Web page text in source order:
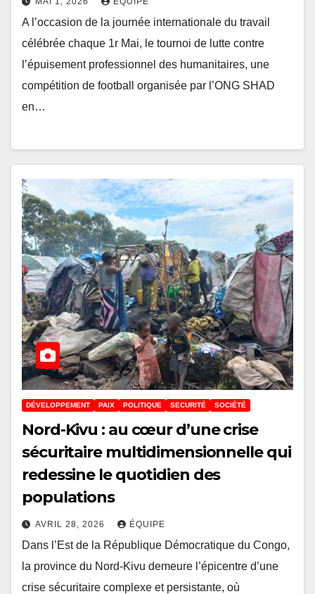
A l’occasion de la journée internationale du travail
célébrée chaque 1r Mai, le tournoi de lutte contre
l’épuisement professionnel des humanitaires, une
compétition de football organisée par l’ONG SHAD
en…
DÉVELOPPEMENT PAIX POLITIQUE SECURITÉ SOCIÉTÉ
Nord-Kivu : au cœur d’une crise
sécuritaire multidimensionnelle qui
redessine le quotidien des
populations
AVRIL 28, 2026 ÉQUIPE
Dans l’Est de la République Démocratique du Congo,
la province du Nord-Kivu demeure l’épicentre d’une
crise sécuritaire complexe et persistante, où